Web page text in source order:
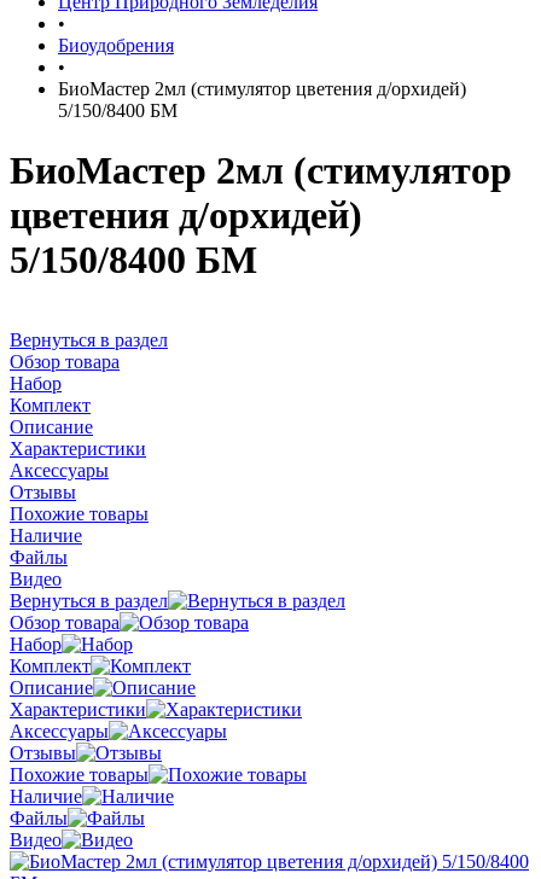
•
Биоудобрения
•
БиоМастер 2мл (стимулятор цветения д/орхидей)
5/150/8400 БМ
БиоМастер 2мл (стимулятор
цветения д/орхидей)
5/150/8400 БМ
Вернуться в раздел
Обзор товара
Набор
Комплект
Описание
Характеристики
Аксессуары
Отзывы
Похожие товары
Наличие
Файлы
Видео
Вернуться в раздел
Обзор товара
Набор
Комплект
Описание
Характеристики
Аксессуары
Отзывы
Похожие товары
Наличие
Файлы
Видео